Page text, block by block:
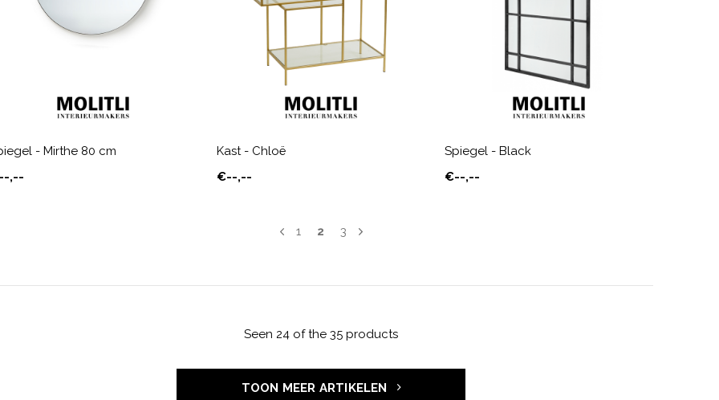
- Mirthe 80 cm
,--
Kast - Chloë
€--,--
Spiegel - Black
€--,--
1 2 3
Seen 24 of the 35 products
TOON MEER ARTIKELEN